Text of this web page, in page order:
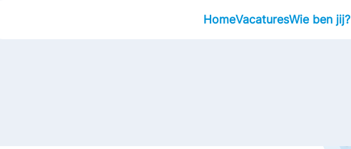
HomeVacaturesWie ben jij?